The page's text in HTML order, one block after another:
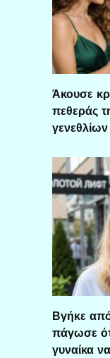
Άκουσε
πεθεράς
Βγήκε
πάγωσε
γυναίκα